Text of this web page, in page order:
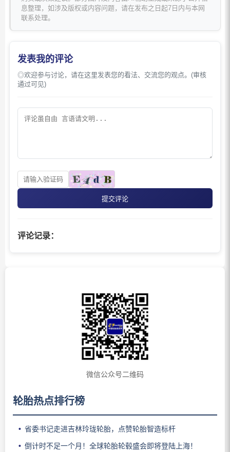
息整理，如涉及版权或内容问题，请在发布之日起7日内与本网
联系处理。
发表我的评论
◎欢迎参与讨论，请在这里发表您的看法、交流您的观点。(审核
通过可见)
提交评论
评论记录：
微信公众号二维码
轮胎热点排行榜
省委书记走进吉林玲珑轮胎，点赞轮胎智造标杆
倒计时不足一个月！全球轮胎轮毂盛会即将登陆上海！